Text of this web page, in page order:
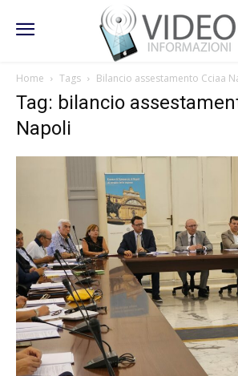
Home Tags Bilancio assestamento Cciaa
Tag: bilancio
Napoli